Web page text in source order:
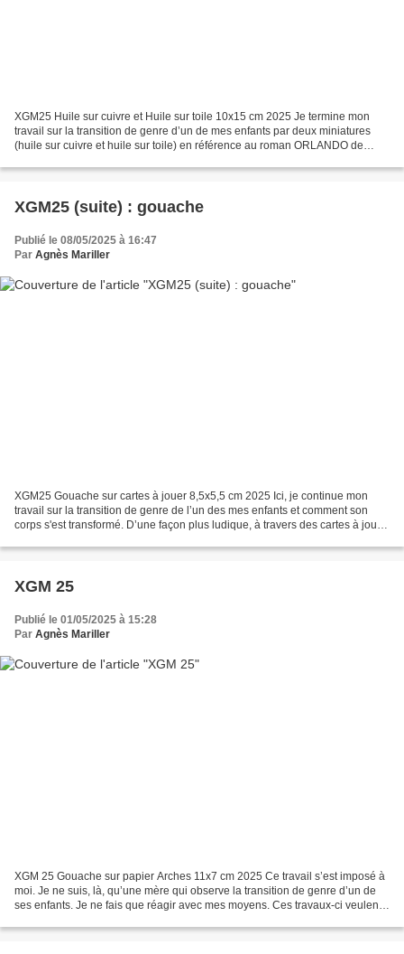
XGM25 Huile sur cuivre et Huile sur toile 10x15 cm 2025 Je termine mon
travail sur la transition de genre d’un de mes enfants par deux miniatures
(huile sur cuivre et huile sur toile) en référence au roman ORLANDO de
XGM25 (suite) : gouache
Publié le 08/05/2025 à 16:47
Par Agnès Mariller
XGM25 Gouache sur cartes à jouer 8,5x5,5 cm 2025 Ici, je continue mon
travail sur la transition de genre de l’un des mes enfants et comment son
corps s'est transformé. D’une façon plus ludique, à travers des cartes à jouer,
XGM 25
Publié le 01/05/2025 à 15:28
Par Agnès Mariller
XGM 25 Gouache sur papier Arches 11x7 cm 2025 Ce travail s’est imposé à
moi. Je ne suis, là, qu’une mère qui observe la transition de genre d’un de
ses enfants. Je ne fais que réagir avec mes moyens. Ces travaux-ci veulent